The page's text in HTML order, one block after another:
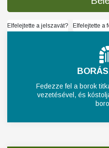
Elfelejtette a jelszavát? Elfelejtette a
Fedezze fel a borok
vezetésével, és